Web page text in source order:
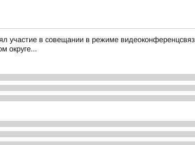
в совещании в режиме
округе...